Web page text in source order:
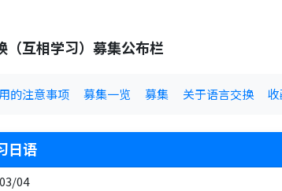
（互相学习）募集公布栏
的注意事项 募集一览 募集 关于语言交换
日语
04